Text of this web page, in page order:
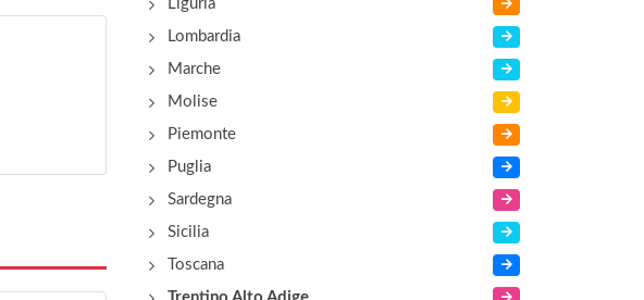
Liguria
Lombardia
Marche
Molise
Piemonte
Puglia
Sardegna
Sicilia
Toscana